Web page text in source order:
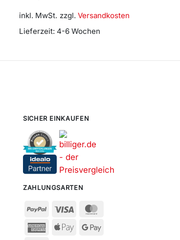
inkl. MwSt. zzgl.Versandkosten
Lieferzeit: 4-6 Wochen
SICHER EINKAUFEN
ZAHLUNGSARTEN